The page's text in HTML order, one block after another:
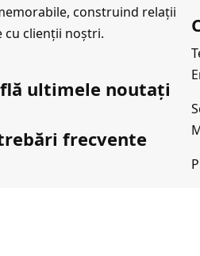
construind relații
cu clienții noștri.
ultimele noutați
frecvente